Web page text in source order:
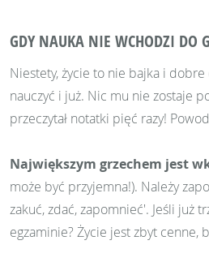
GDY NAUKA NIE WCHODZI DO
Niestety, życie to nie bajka i
nauczyć i już. Nic mu nie zostaje
przeczytał notatki pięć razy!
Największym grzechem jest
może być przyjemna!). Należy
zakuć, zdać, zapomnieć'. Jeśli już
egzaminie? Życie jest zbyt cenne,